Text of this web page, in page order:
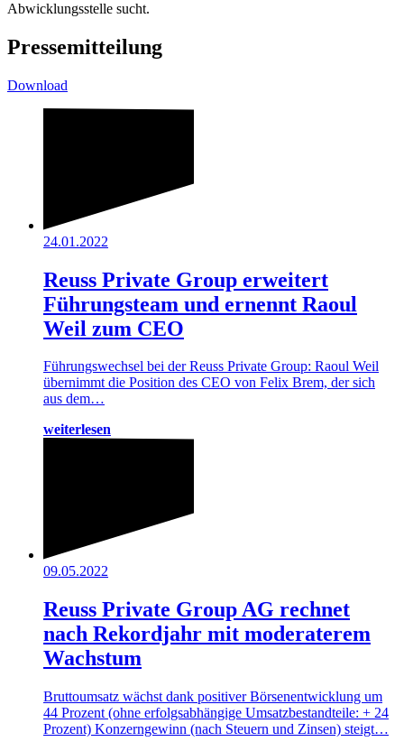
Abwicklungsstelle sucht.
Pressemitteilung
Download
24.01.2022
Reuss Private Group erweitert
Führungsteam und ernennt Raoul
Weil zum CEO
Führungswechsel bei der Reuss Private Group: Raoul Weil
übernimmt die Position des CEO von Felix Brem, der sich
aus dem…
weiterlesen
09.05.2022
Reuss Private Group AG rechnet
nach Rekordjahr mit moderaterem
Wachstum
Bruttoumsatz wächst dank positiver Börsenentwicklung um
44 Prozent (ohne erfolgsabhängige Umsatzbestandteile: + 24
Prozent) Konzerngewinn (nach Steuern und Zinsen) steigt…